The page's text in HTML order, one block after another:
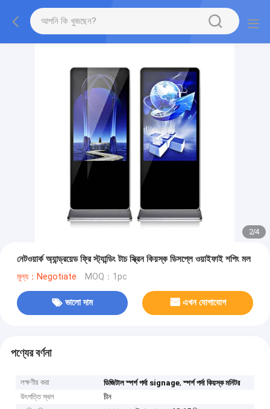
3/4
নেটওয়ার্ক অ্যান্ড্রয়েড ফ্রি স্ট্যান্ডিং টাচ স্ক্রিন কিয়স্ক ডিসপ্লে ওয়াইফাই শপিং মল
মূল্য：Negotiate MOQ：1pc
ভালো দাম এখন যোগাযোগ
পণ্যের বর্ণনা
লক্ষণীয় করা ডিজিটাল স্পর্শ পর্দা signage,স্পর্শ পর্দা কিয়স্ক মনিটর
উৎপত্তি স্থল
চীন